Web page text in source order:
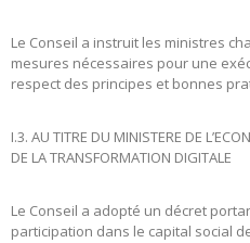
Le Conseil a instruit les ministres
mesures nécessaires pour une
respect des principes et bonnes
I.3. AU TITRE DU MINISTERE DE
DE LA TRANSFORMATION DIGITALE
Le Conseil a adopté un décret
participation dans le capital social